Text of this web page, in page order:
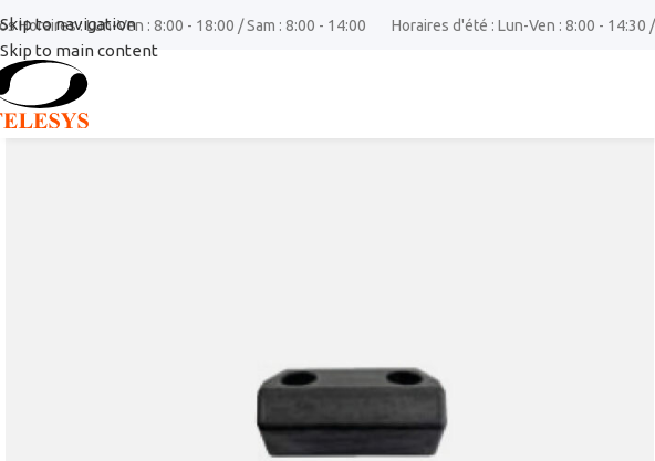
Skip to navigation
Skip to main content
Horaires : Lun-Ven : 8:00 - 18:00 / Sam : 8:00 - 14:00 Horaires d'été : Lun-Ven : 8:00 - 14:30